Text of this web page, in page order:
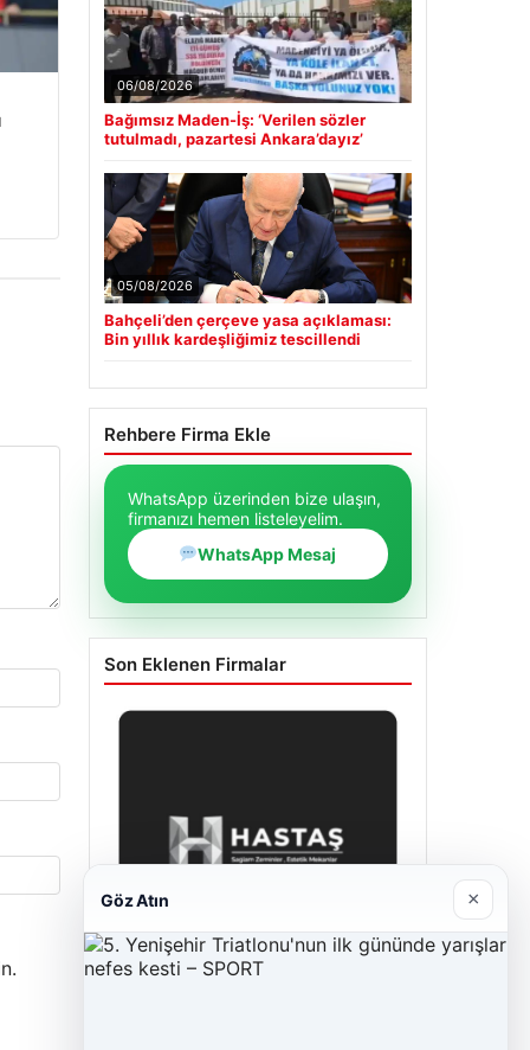
06/08/2026
Bağımsız Maden-İş: ‘Verilen sözler
tutulmadı, pazartesi Ankara’dayız’
05/08/2026
Bahçeli’den çerçeve yasa açıklaması:
Bin yıllık kardeşliğimiz tescillendi
Rehbere Firma Ekle
WhatsApp üzerinden bize ulaşın,
firmanızı hemen listeleyelim.
WhatsApp Mesaj
Son Eklenen Firmalar
Göz Atın ×